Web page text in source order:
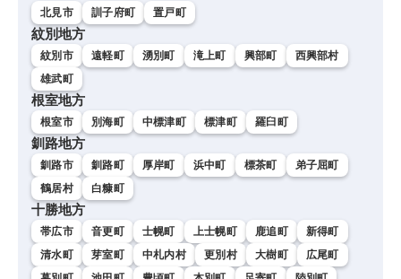
北見市 訓子府町 置戸町
紋別地方
紋別市 遠軽町 湧別町 滝上町 興部町
西興部村
雄武町
根室地方
根室市 別海町 中標津町 標津町 羅臼町
釧路地方
釧路市 釧路町 厚岸町 浜中町 標茶町
弟子屈町
鶴居村
白糠町
十勝地方
帯広市 音更町 士幌町 上士幌町 鹿追町
新得町
清水町
芽室町 中札内村 更別村 大樹町
広尾町